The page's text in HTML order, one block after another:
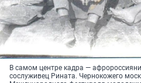
В самом центре кадра —
сослуживец Рината. Чернокожего